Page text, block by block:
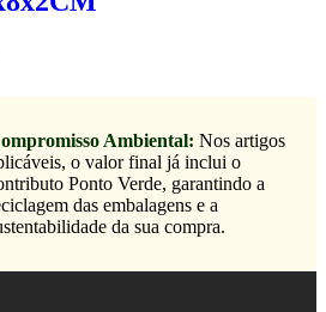
Ambiental: Nos artigos
o valor final já inclui o
Ponto Verde, garantindo a
das embalagens e a
da sua compra.